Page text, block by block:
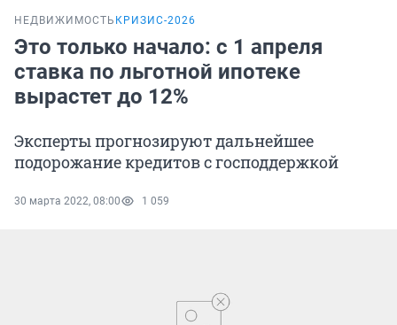
НЕДВИЖИМОСТЬ КРИЗИС-2026
Это только начало: с 1 апреля
ставка по льготной ипотеке
вырастет до 12%
Эксперты прогнозируют дальнейшее
подорожание кредитов с господдержкой
30 марта 2022, 08:00 1 059